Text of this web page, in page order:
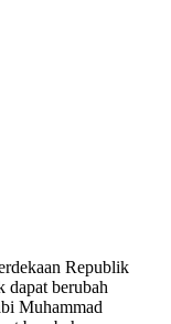
Republik
berubah
Muhammad